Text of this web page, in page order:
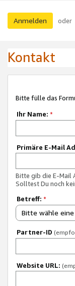
Anmelden oder
Kontakt
Bitte fülle das
Ihr Name: *
Primäre E-Mail
Bitte gib die E-Mail
Solltest Du noch
Betreff: *
Bitte wähle
Partner-ID
Website URL: